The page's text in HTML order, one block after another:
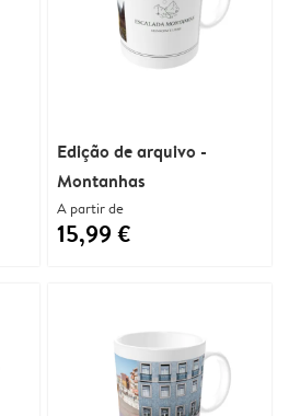
Edição de arquivo -
Montanhas
A partir de
15,99 €